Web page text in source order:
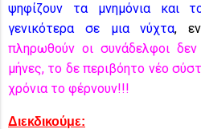
ψηφίζουν τα μνημόνια και
γενικότερα σε μια νύχτα,
πληρωθούν οι συνάδελφοι
μήνες, το δε περιβόητο νέο
χρόνια το φέρνουν!!!
Διεκδικούμε: